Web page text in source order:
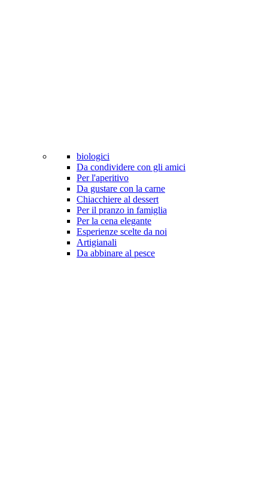
biologici
Da condividere con gli amici
Per l'aperitivo
Da gustare con la carne
Chiacchiere al dessert
Per il pranzo in famiglia
Per la cena elegante
Esperienze scelte da noi
Artigianali
Da abbinare al pesce